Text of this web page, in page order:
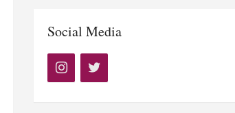
Social Media